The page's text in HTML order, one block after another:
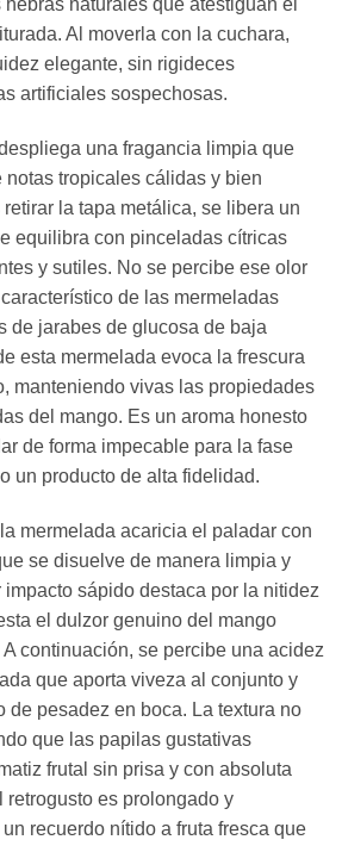
naturales que atestiguan el
Al moverla con la cuchara,
elegante, sin rigideces
artificiales sospechosas.
una fragancia limpia que
tropicales cálidas y bien
la tapa metálica, se libera un
equilibra con pinceladas cítricas
y sutiles. No se percibe ese olor
de las mermeladas
de jarabes de glucosa de baja
esta mermelada evoca la frescura
manteniendo vivas las propiedades
del mango. Es un aroma honesto
de forma impecable para la fase
un producto de alta fidelidad.
mermelada acaricia el paladar con
se disuelve de manera limpia y
sápido destaca por la nitidez
el dulzor genuino del mango
continuación, se percibe una acidez
que aporta viveza al conjunto y
de pesadez en boca. La textura no
que las papilas gustativas
frutal sin prisa y con absoluta
es prolongado y
recuerdo nítido a fruta fresca que